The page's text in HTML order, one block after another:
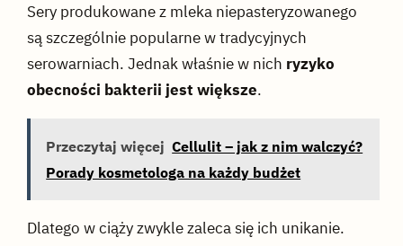
Sery produkowane z mleka niepasteryzowanego
są szczególnie popularne w tradycyjnych
serowarniach. Jednak właśnie w nich ryzyko
obecności bakterii jest większe.
Przeczytaj więcej Cellulit – jak z nim walczyć?
Porady kosmetologa na każdy budżet
Dlatego w ciąży zwykle zaleca się ich unikanie.